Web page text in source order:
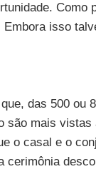
Como
isso
das 500 ou
são mais vistas
o casal e o
cerimônia